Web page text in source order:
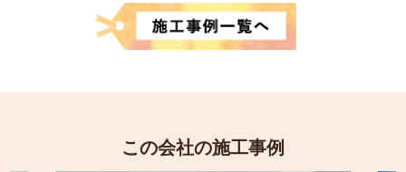
この会社の施工事例